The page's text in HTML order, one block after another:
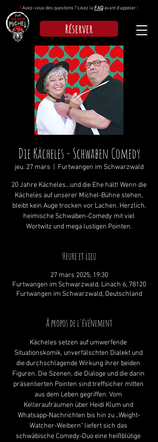
! Avez-vous des questions ? Lisez la FAQavant d'appeler !
Réserver
Die Kächeles - Schwaben Comedy
jeu. 27 mars Furtwangen im Schwarzwald
20 Jahre Kächeles...und die Ehe hält! Wenn die
Kächeles auf unserer Michel-Bühne stehen,
bleibt kein Auge trocken vor Lachen. Herzlich,
heimische Schwaben-Comedy mit viel
Wortwitz und mega lustigen Pointen.
Heure et lieu
27 mars 2025, 19:30
Furtwangen im Schwarzwald, Linach 6, 78120
Furtwangen im Schwarzwald, Deutschland
À propos de l'événement
Kächeles setzen auf umwerfende
Situationskomik, unverfälschten Dialekt und
die durchschlagende Wirkung ihrer beiden
Figuren. Die Szenen, die Dialoge und die darin
präsentierten Pointen sind treffsicher mitten
aus dem Leben gegriffen. Vom
Kelleraufräumen über Heidi Klum und
Whatsapp-Nachrichten bis hin zu „Weight-
Watcher-Weibern" liefert sich das
schwäbische Comedy-Duo eine heißblütige